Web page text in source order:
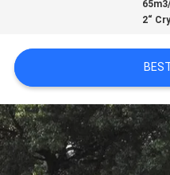
PRIVACY
POLICY
2“